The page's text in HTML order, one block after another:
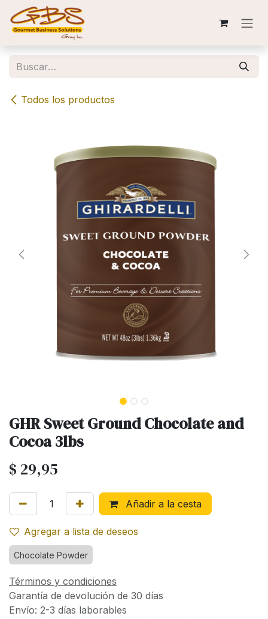
Ir al contenido
Todos los productos
GHR Sweet Ground Chocolate and
Cocoa 3lbs
$ 29,95
Añadir a la cesta
Agregar a lista de deseos
Chocolate Powder
Términos y condiciones
Garantía de devolución de 30 días
Envío: 2-3 días laborables